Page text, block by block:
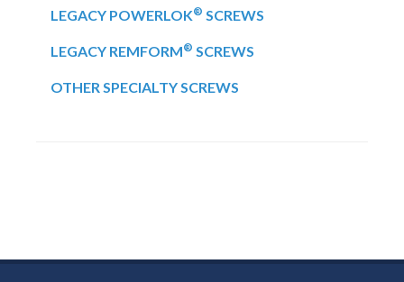
LEGACY POWERLOK® SCREWS
LEGACY REMFORM® SCREWS
OTHER SPECIALTY SCREWS